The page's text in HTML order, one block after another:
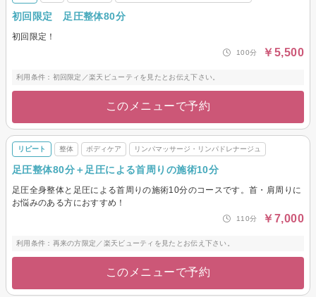
初回限定 足圧整体80分
初回限定！
100分 ￥5,500
利用条件：初回限定／楽天ビューティを見たとお伝え下さい。
このメニューで予約
リピート 整体 ボディケア リンパマッサージ・リンパドレナージュ
足圧整体80分＋足圧による首周りの施術10分
足圧全身整体と足圧による首周りの施術10分のコースです。首・肩周りに
お悩みのある方におすすめ！
110分 ￥7,000
利用条件：再来の方限定／楽天ビューティを見たとお伝え下さい。
このメニューで予約